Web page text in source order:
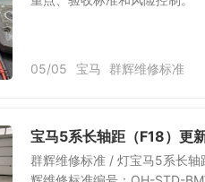
05/05 宝马 群辉维修标准
宝马5系长轴距（F18）更
群辉维修标准 / 灯宝马5系长